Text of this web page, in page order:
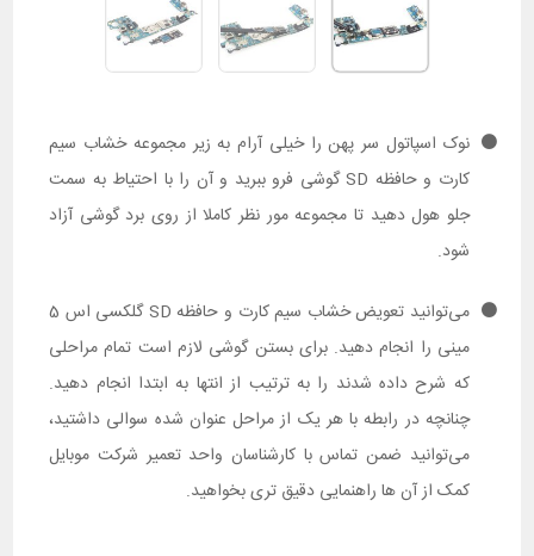
نوک اسپاتول سر پهن را خیلی آرام به زیر مجموعه خشاب سیم
کارت و حافظه SD گوشی فرو ببرید و آن را با احتیاط به سمت
جلو هول دهید تا مجموعه مور نظر کاملا از روی برد گوشی آزاد
شود.
می‌توانید تعویض خشاب سیم کارت و حافظه SD گلکسی اس 5
مینی را انجام دهید. برای بستن گوشی لازم است تمام مراحلی
که شرح داده شدند را به ترتیب از انتها به ابتدا انجام دهید.
چنانچه در رابطه با هر یک از مراحل عنوان شده سوالی داشتید،
می‌توانید ضمن تماس با کارشناسان واحد تعمیر شرکت موبایل
کمک از آن ها راهنمایی دقیق تری بخواهید.